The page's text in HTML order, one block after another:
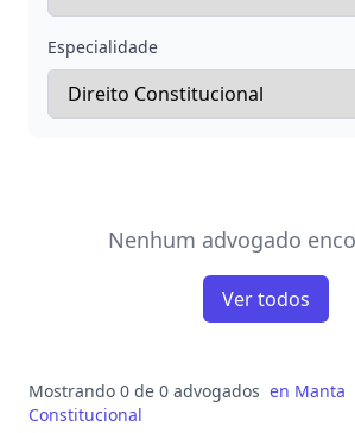
Especialidade
Nenhum advogado
Ver todos
Mostrando 0 de 0 advogados en Manta
Constitucional